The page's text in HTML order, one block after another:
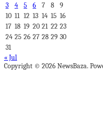
3
4 5 6 7 8
9
10 11 12 13 14 15 16
17 18 19 20 21 22 23
24 25 26 27 28 29 30
31
« Jul
Copyright © 2026 NewsBaza.